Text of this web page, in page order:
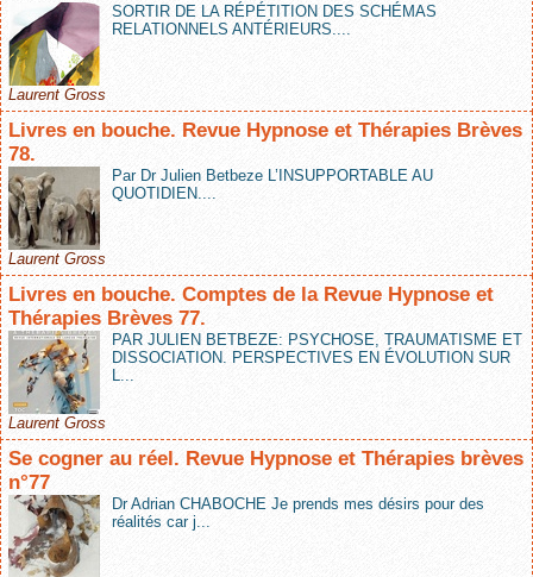
SORTIR DE LA RÉPÉTITION DES SCHÉMAS
RELATIONNELS ANTÉRIEURS....
Laurent Gross
Livres en bouche. Revue Hypnose et Thérapies Brèves
78.
Par Dr Julien Betbeze L’INSUPPORTABLE AU
QUOTIDIEN....
Laurent Gross
Livres en bouche. Comptes de la Revue Hypnose et
Thérapies Brèves 77.
PAR JULIEN BETBEZE: PSYCHOSE, TRAUMATISME ET
DISSOCIATION. PERSPECTIVES EN ÉVOLUTION SUR
L...
Laurent Gross
Se cogner au réel. Revue Hypnose et Thérapies brèves
n°77
Dr Adrian CHABOCHE Je prends mes désirs pour des
réalités car j...